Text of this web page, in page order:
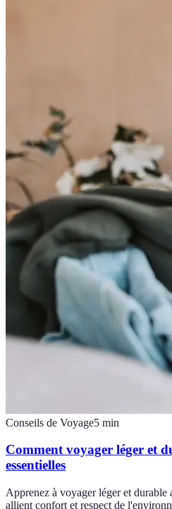
Conseils de Voyage5 min
Comment voyager léger et
essentielles
Apprenez à voyager léger et durable
allient confort et respect de